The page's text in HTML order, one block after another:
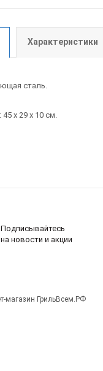
Характеристики
сталь.
х 29 х 10 см.
Подписывайтесь
на новости и акции
магазин ГрильВсем.РФ